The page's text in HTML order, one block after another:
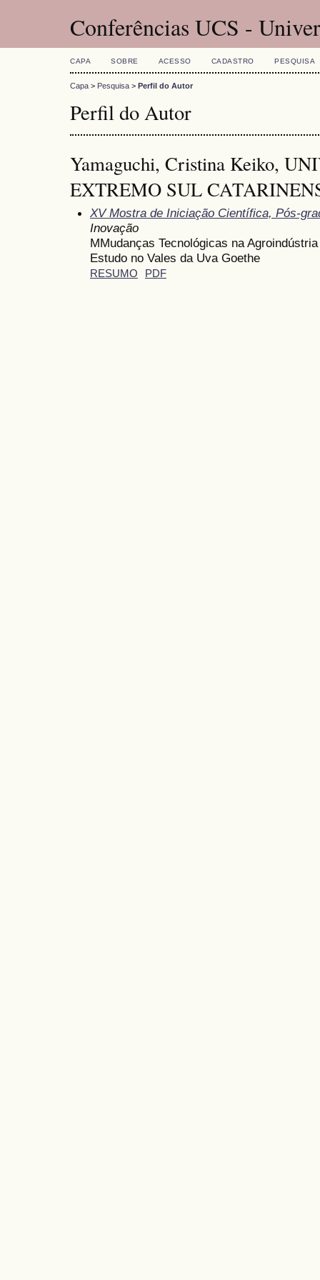
Conferências UCS -
CAPA SOBRE ACESSO CADASTRO PESQUISA
Capa > Pesquisa > Perfil do Autor
Perfil do Autor
Yamaguchi, Cristina Keiko,
EXTREMO SUL
XV Mostra de Iniciação Científica, Pós-
Inovação
MMudanças Tecnológicas na
Estudo no Vales da Uva Goethe
RESUMO PDF